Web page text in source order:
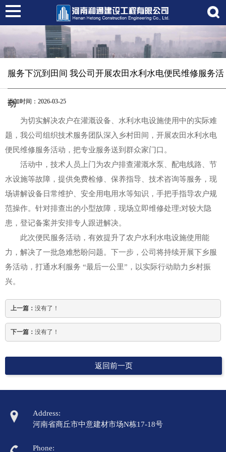
服务下沉到田间 我公司开展农田水利水电便民维修服务活
动
添加时间：2026-03-25
为切实解决农户在灌溉设备、水利水电设施使用中的实际难
题，我公司组织技术服务团队深入乡村田间，开展农田水利水电
便民维修服务活动，把专业服务送到群众家门口。
活动中，技术人员上门为农户排查灌溉水泵、配电线路、节
水设施等故障，提供免费检修、保养指导、技术咨询等服务，现
场讲解设备日常维护、安全用电用水等知识，手把手指导农户规
范操作。针对排查出的小型故障，现场立即维修处理;对较大隐
患，登记备案并安排专人跟进解决。
此次便民服务活动，有效提升了农户水利水电设施使用能
力，解决了一批急难愁盼问题。下一步，公司将持续开展下乡服
务活动，打通水利服务 “最后一公里”，以实际行动助力乡村振
兴。
上一篇： 没有了！
下一篇： 没有了！
返回前一页
Address:
河南省商丘市中意建材市场N栋17-18号
Phone: